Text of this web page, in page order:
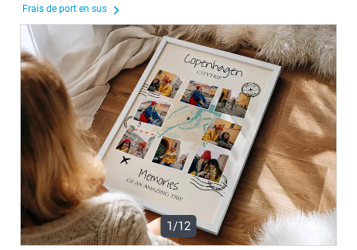
Frais de port en sus
1/12